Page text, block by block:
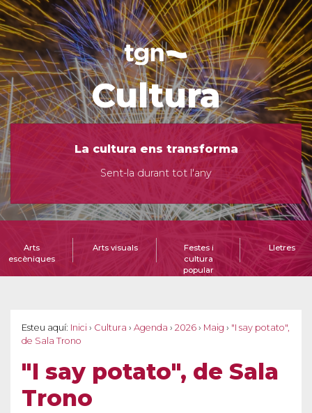
Cultura
La cultura ens transforma
Sent-la durant tot l'any
Arts
escèniques
Arts visuals
Festes i
cultura
popular
Lletres
Esteu aquí: Inici › Cultura › Agenda › 2026 › Maig › "I say potato",
de Sala Trono
"I say potato", de Sala
Trono